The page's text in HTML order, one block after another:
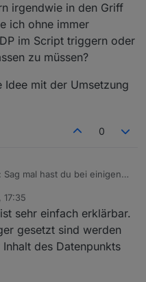
irgendwie in den Griff
ich ohne immer
im Script triggern oder
zu müssen?
Idee mit der Umsetzung
0
Sag mal hast du bei einigen
die Lüftungserinnerung aus
feuchte-berechnen.
öfter vor, dass eine
= true), aber der
dem DP
zeitliche Ablauf im Script
Rolle spielt. In obigen Bsp.
der DP
gesetzt,
das Setzen des DP
als letztes
sehr einfach erklärbar.
gesetzt sind werden
des Datenpunkts